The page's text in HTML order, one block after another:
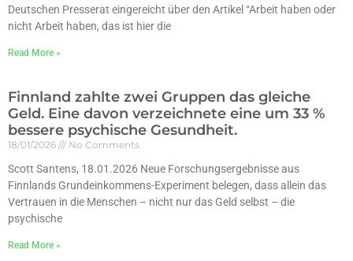
Deutschen Presserat eingereicht über den Artikel “Arbeit haben oder
nicht Arbeit haben, das ist hier die
Read More »
Finnland zahlte zwei Gruppen das gleiche
Geld. Eine davon verzeichnete eine um 33 %
bessere psychische Gesundheit.
18/01/2026 No Comments
Scott Santens, 18.01.2026 Neue Forschungsergebnisse aus
Finnlands Grundeinkommens-Experiment belegen, dass allein das
Vertrauen in die Menschen – nicht nur das Geld selbst – die
psychische
Read More »